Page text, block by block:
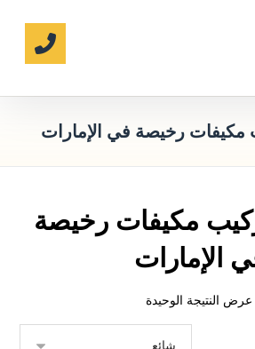
رخيصة في الإمارات
مكيفات رخيصة
الإمارات
عرض النتيجة الوحيدة